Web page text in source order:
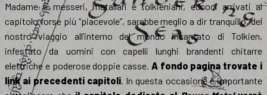
Madame e messeri, metallari e tolkieniani, eccoci arrivati al
capitolo forse più “piacevole”, sarebbe meglio a dir tranquillo, del
nostro viaggio all’interno del mondo incantato di Tolkien,
infestato da uomini con capelli lunghi brandenti chitarre
elettriche e poderose doppie casse. A fondo pagina trovate i
link ai precedenti capitoli. In questa occasione è importante